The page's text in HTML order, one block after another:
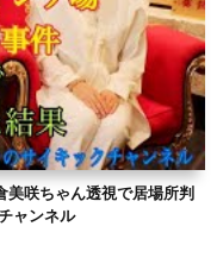
咲ちゃん透視で居場所判
ャンネル